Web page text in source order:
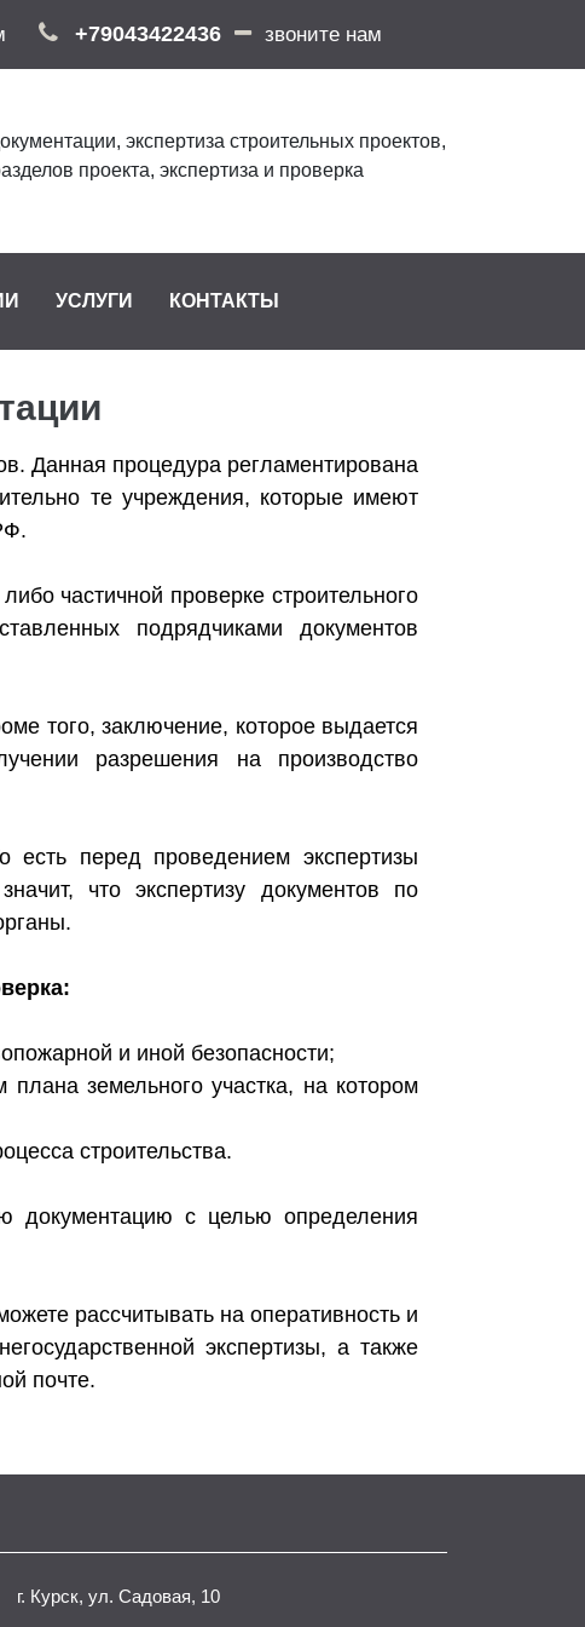
+79043422436 звоните нам
экспертиза строительных проектов,
проекта, экспертиза и проверка
УСЛУГИ КОНТАКТЫ
Данная процедура регламентирована
те учреждения, которые имеют
частичной проверке строительного
подрядчиками документов
того, заключение, которое выдается
разрешения на производство
перед проведением экспертизы
что экспертизу документов по
и иной безопасности;
плана земельного участка, на котором
строительства.
документацию с целью определения
рассчитывать на оперативность и
экспертизы, а также
почте.
г. Курск, ул. Садовая, 10